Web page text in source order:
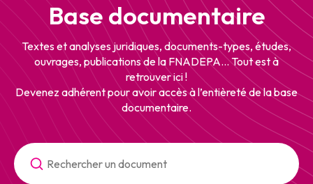
Base documentaire
Textes et analyses juridiques, documents-types, études,
ouvrages, publications de la FNADEPA... Tout est à
retrouver ici !
Devenez adhérent pour avoir accès à l’entièreté de la base
documentaire.